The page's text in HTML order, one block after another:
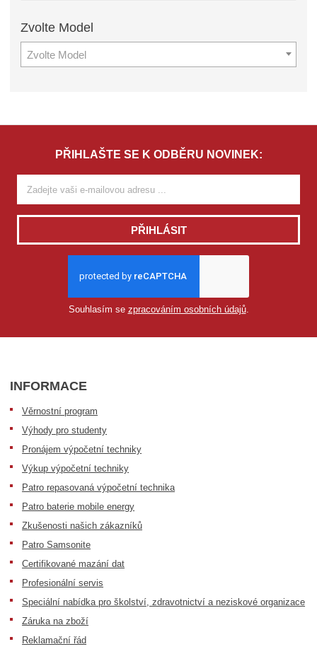
Zvolte Model
Zvolte Model
PŘIHLAŠTE SE K ODBĚRU NOVINEK:
PŘIHLÁSIT
Souhlasím se zpracováním osobních údajů.
INFORMACE
Věrnostní program
Výhody pro studenty
Pronájem výpočetní techniky
Výkup výpočetní techniky
Patro repasovaná výpočetní technika
Patro baterie mobile energy
Zkušenosti našich zákazníků
Patro Samsonite
Certifikované mazání dat
Profesionální servis
Speciální nabídka pro školství, zdravotnictví a neziskové organizace
Záruka na zboží
Reklamační řád